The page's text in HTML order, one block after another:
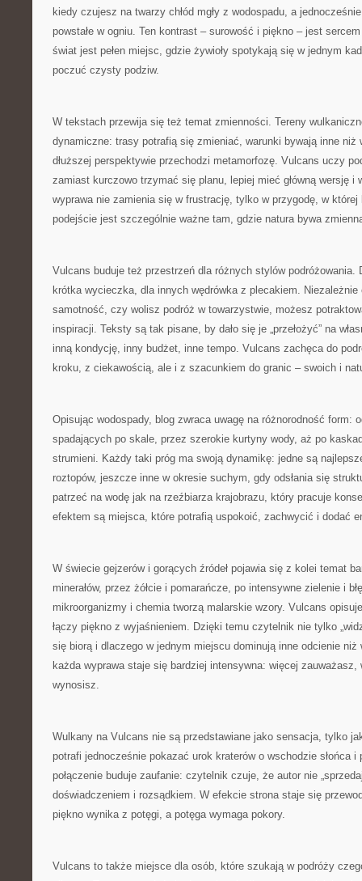
kiedy czujesz na twarzy chłód mgły z wodospadu, a
powstałe w ogniu. Ten kontrast – surowość i piękno – jest
świat jest pełen miejsc, gdzie żywioły spotykają się w jednym
poczuć czysty podziw.
W tekstach przewija się też temat zmienności. Tereny
dynamiczne: trasy potrafią się zmieniać, warunki bywają inne niż
dłuższej perspektywie przechodzi metamorfozę. Vulcans uczy
zamiast kurczowo trzymać się planu, lepiej mieć główną wersję i
wyprawa nie zamienia się w frustrację, tylko w przygodę, w
podejście jest szczególnie ważne tam, gdzie natura bywa
Vulcans buduje też przestrzeń dla różnych stylów podróżowania.
krótka wycieczka, dla innych wędrówka z plecakiem.
samotność, czy wolisz podróż w towarzystwie, możesz
inspiracji. Teksty są tak pisane, by dało się je „przełożyć” na
inną kondycję, inny budżet, inne tempo. Vulcans zachęca do
kroku, z ciekawością, ale i z szacunkiem do granic – swoich i
Opisując wodospady, blog zwraca uwagę na różnorodność form:
spadających po skale, przez szerokie kurtyny wody, aż po
strumieni. Każdy taki próg ma swoją dynamikę: jedne są
roztopów, jeszcze inne w okresie suchym, gdy odsłania się
patrzeć na wodę jak na rzeźbiarza krajobrazu, który pracuje
efektem są miejsca, które potrafią uspokoić, zachwycić i dodać
W świecie gejzerów i gorących źródeł pojawia się z kolei temat
minerałów, przez żółcie i pomarańcze, po intensywne zielenie i
mikroorganizmy i chemia tworzą malarskie wzory. Vulcans
łączy piękno z wyjaśnieniem. Dzięki temu czytelnik nie tylko
się biorą i dlaczego w jednym miejscu dominują inne odcienie
każda wyprawa staje się bardziej intensywna: więcej
wynosisz.
Wulkany na Vulcans nie są przedstawiane jako sensacja, tylko
potrafi jednocześnie pokazać urok kraterów o wschodzie słońca
połączenie buduje zaufanie: czytelnik czuje, że autor nie
doświadczeniem i rozsądkiem. W efekcie strona staje się
piękno wynika z potęgi, a potęga wymaga pokory.
Vulcans to także miejsce dla osób, które szukają w podróży